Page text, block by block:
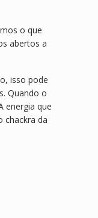
o que
abertos a
isso pode
Quando o
energia que
chackra da